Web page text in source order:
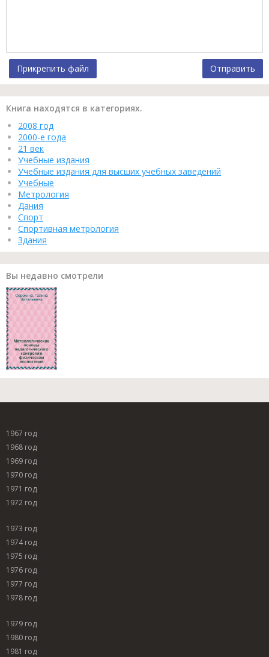
Прикрепить файл Отправить
Книга находятся в категориях.
2008 год
2000-е года
21 век
Учебные издания
Учебные издания для высших учебных заведений
Учебные
Метрология
Дания
Спорт
Спортивная метрология
Здания
Вы недавно смотрели
1967 год
1968 год
1969 год
1970 год
1971 год
1972 год
1973 год
1974 год
1975 год
1976 год
1977 год
1978 год
1979 год
1980 год
1981 год